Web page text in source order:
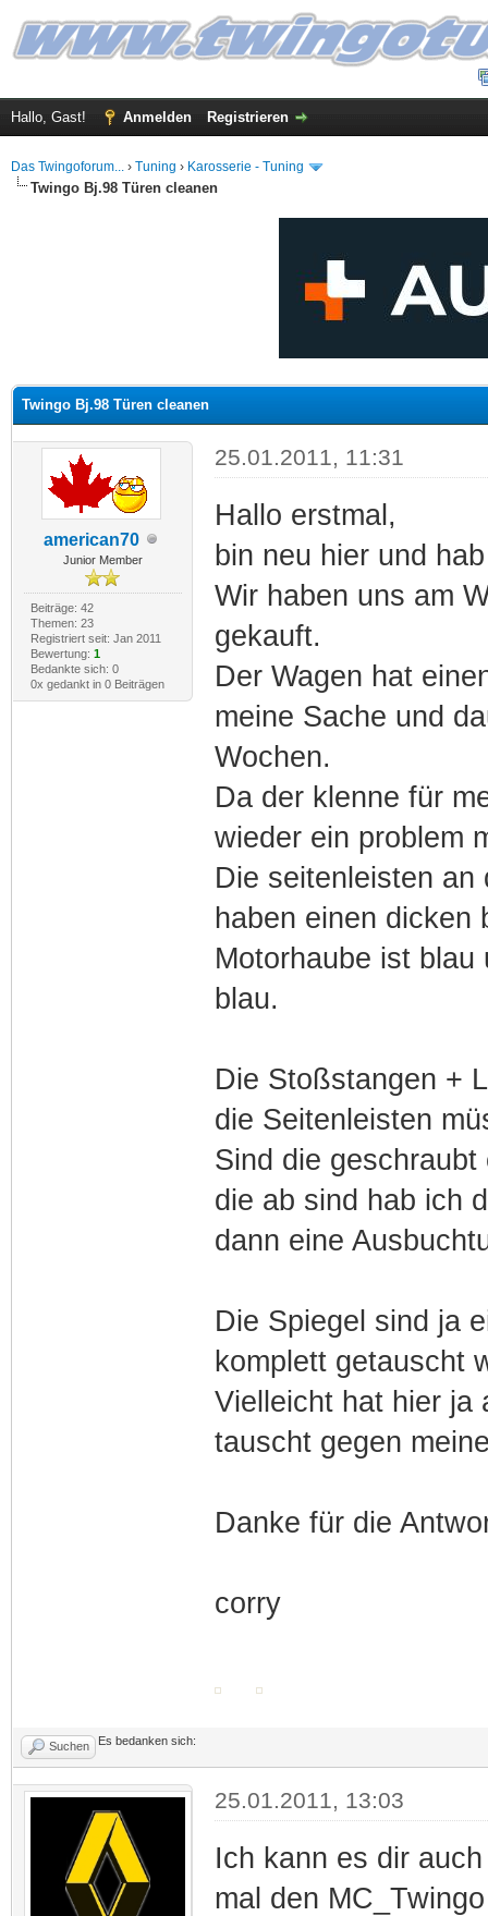
Hallo, Gast! Anmelden Registrieren
Das Twingoforum... › Tuning › Karosserie - Tuning
Twingo Bj.98 Türen cleanen
Twingo Bj.98 Türen cleanen
american70
Junior Member
Beiträge: 42
Themen: 23
Registriert seit: Jan 2011
Bewertung: 1
Bedankte sich: 0
0x gedankt in 0 Beiträgen
25.01.2011, 11:31
Hallo erstmal,
bin neu hier und
Wir haben uns am
gekauft.
Der Wagen hat
meine Sache und
Wochen.
Da der klenne für
wieder ein problem
Die seitenleisten
haben einen dicken
Motorhaube ist
blau.
Die Stoßstangen +
die Seitenleisten
Sind die
die ab sind hab ich
dann eine
Die Spiegel sind ja
komplett getauscht
Vielleicht hat hier ja
tauscht gegen
Danke für die
corry
Suchen Es bedanken sich:
25.01.2011, 13:03
Ich kann es dir
mal den